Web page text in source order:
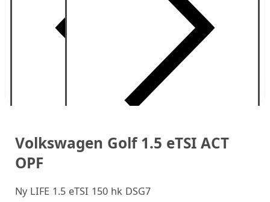
Volkswagen Golf 1.5 eTSI ACT
OPF
NyLIFE 1.5 eTSI 150 hk DSG7